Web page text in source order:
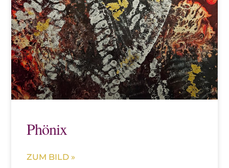
Phönix
ZUM BILD »